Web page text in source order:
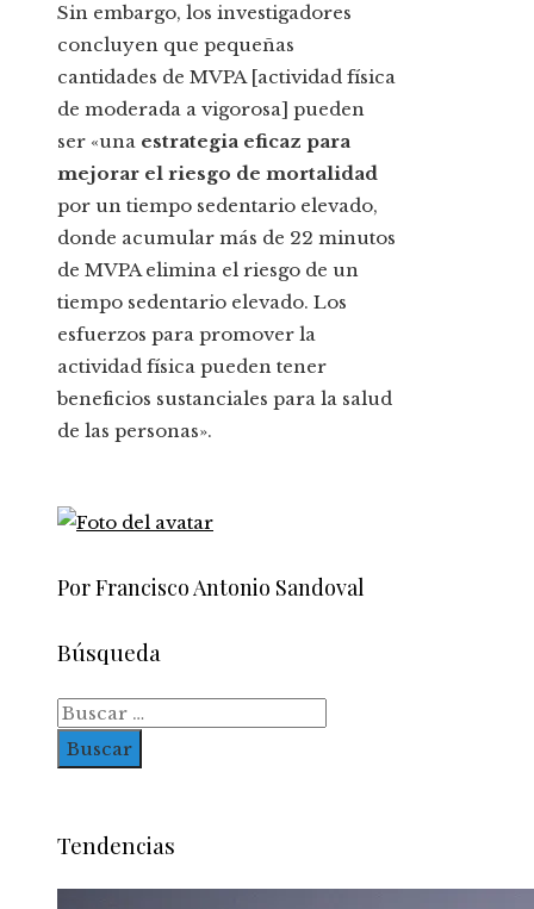
Sin embargo, los investigadores
concluyen que pequeñas
cantidades de MVPA [actividad física
de moderada a vigorosa] pueden
ser «una estrategia eficaz para
mejorar el riesgo de mortalidad
por un tiempo sedentario elevado,
donde acumular más de 22 minutos
de MVPA elimina el riesgo de un
tiempo sedentario elevado. Los
esfuerzos para promover la
actividad física pueden tener
beneficios sustanciales para la salud
de las personas».
Por Francisco Antonio Sandoval
Búsqueda
Buscar:
Tendencias